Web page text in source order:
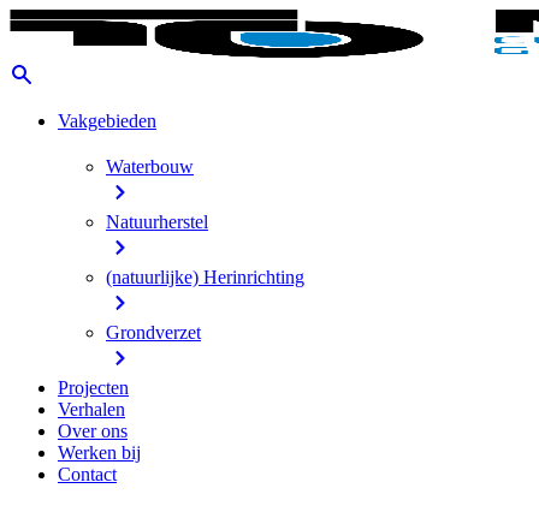
Vakgebieden
Waterbouw
Natuurherstel
(natuurlijke) Herinrichting
Grondverzet
Projecten
Verhalen
Over ons
Werken bij
Contact